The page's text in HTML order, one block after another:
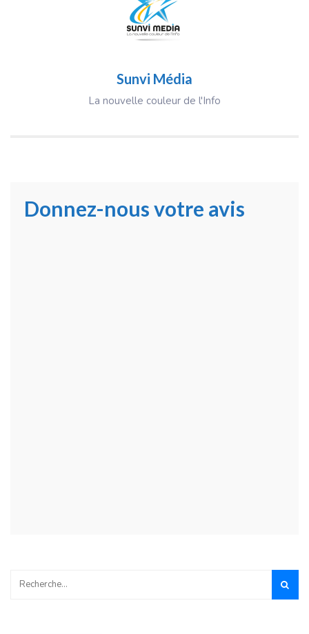
Sunvi Média
La nouvelle couleur de l'Info
Donnez-nous votre avis